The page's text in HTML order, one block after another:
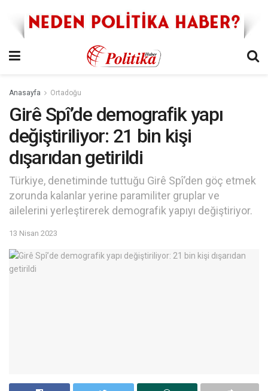
Anasayfa Ortadoğu
Girê Spî’de demografik yapı
değiştiriliyor: 21 bin kişi
dışarıdan getirildi
Türkiye, denetiminde tuttuğu Girê Spî’den göç etmek
zorunda kalanlar yerine paramiliter gruplar ve
ailelerini yerleştirerek demografik yapıyı değiştiriyor.
13 Nisan 2023